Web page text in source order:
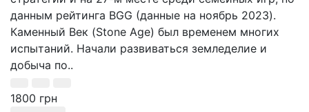
данным рейтинга BGG (данные на ноябрь 2023).
Каменный Век (Stone Age) был временем многих
испытаний. Начали развиваться земледелие и
добыча по..
1800 грн